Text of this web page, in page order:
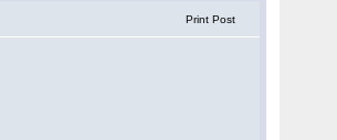
Print Post